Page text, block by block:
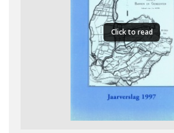
Click to read